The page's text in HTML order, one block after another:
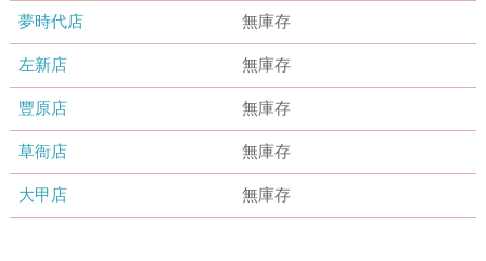
夢時代店 無庫存
左新店 無庫存
豐原店 無庫存
草衙店 無庫存
大甲店 無庫存